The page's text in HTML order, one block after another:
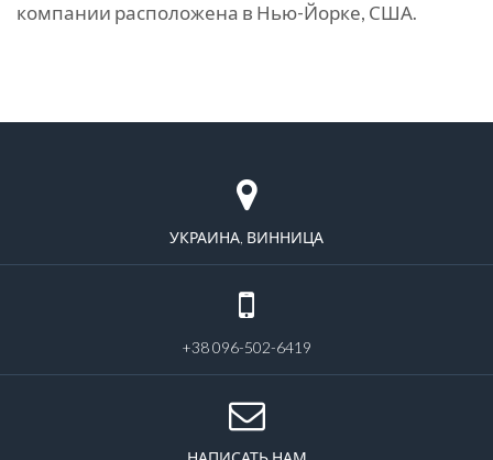
компании расположена в Нью-Йорке, США.
УКРАИНА, ВИННИЦА
+38 096-502-6419